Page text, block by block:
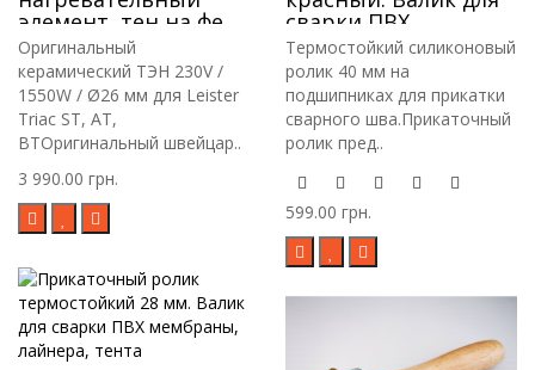
элемент, тен на фен
Leister triac st, at, bt,
Оригинальный
керамический ТЭН 230V /
1550W / Ø26 мм для Leister
Triac ST, AT,
BTОригинальный швейцар..
3 990.00 грн.
сварки ПВХ
мембраны, тента,
лайнера
Термостойкий силиконовый
ролик 40 мм на
подшипниках для прикатки
сварного шва.Прикаточный
ролик пред..
599.00 грн.